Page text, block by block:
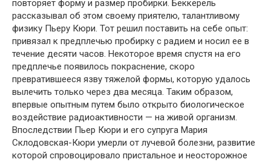
повторяет форму и размер пробирки. Беккерель
рассказывал об этом своему приятелю, талантливому
физику Пьеру Кюри. Тот решил поставить на себе опыт:
привязал к предплечью пробирку с радием и но­сил ее в
течение десяти часов. Некоторое время спустя на его
предплечье появилось покраснение, скоро
превратившееся яз­ву тяжелой формы, которую удалось
вылечить только через два месяца. Таким образом,
впервые опытным путем было от­крыто биологическое
воздействие радиоактивности — на жи­вой организм.
Впоследствии Пьер Кюри и его супруга Мария
Склодовская-Кюри умерли от лучевой болезни, развитие
ко­торой спровоцировало пристальное и неосторожное